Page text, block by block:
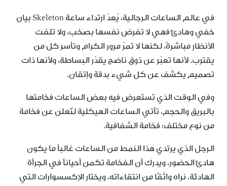
في عالم الساعات الرجالية، يُعدّ ارتداء ساعة Skeleton بيان
خفي وهادئ فهي لا تفرض نفسها بصخب، ولا تلفت
الأنظار مباشرةً، لكنها لا تمرّ مرور الكرام وتأسر كل من
يقترب. لأنها تعبّر عن ذوق ناضج يقدّر البساطة، ولأنها ذات
تصميم يكشف عن كل شيء بدقة وإتقان.
وفي الوقت الذي تستعرض فيه بعض الساعات فخامتها
بالبريق والحجم، تأتي الساعات الهيكلية لتُعلن عن فخامة
من نوع مختلف: فخامة الشفافية.
الرجل الذي يرتدي هذا النمط من الساعات غالباً ما يكون
هادئ الحضور، ويدرك أن الفخامة تكمن أحياناً في الجرأة
الهادئة. نراه واثقًا من انتقاءاته، ويختار الإكسسوارات التي